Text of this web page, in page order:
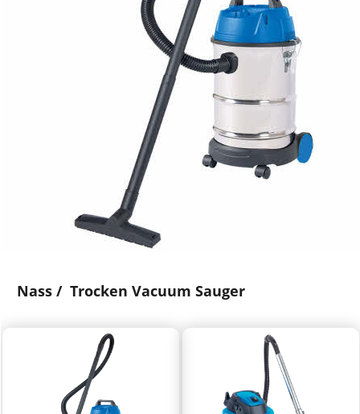
Nass / Trocken Vacuum Sauger